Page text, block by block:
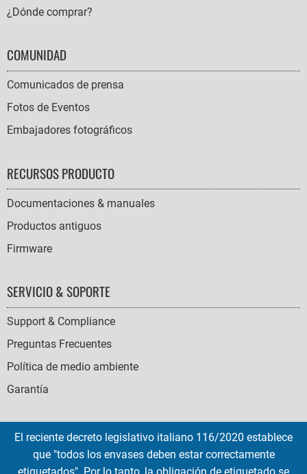
¿Dónde comprar?
COMUNIDAD
Comunicados de prensa
Fotos de Eventos
Embajadores fotográficos
RECURSOS PRODUCTO
Documentaciones & manuales
Productos antiguos
Firmware
SERVICIO & SOPORTE
Support & Compliance
Preguntas Frecuentes
Política de medio ambiente
Garantía
SOCIAL
El reciente decreto legislativo italiano 116/2020 establece
que "todos los envases deben estar correctamente